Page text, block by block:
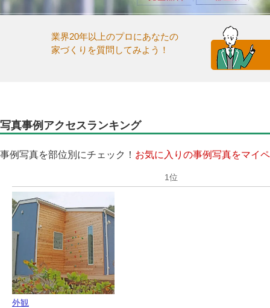
業界20年以上のプロにあなたの
家づくりを質問してみよう！
写真事例アクセスランキング
事例写真を部位別にチェック！ お気に入りの事例写真をマイ
外観